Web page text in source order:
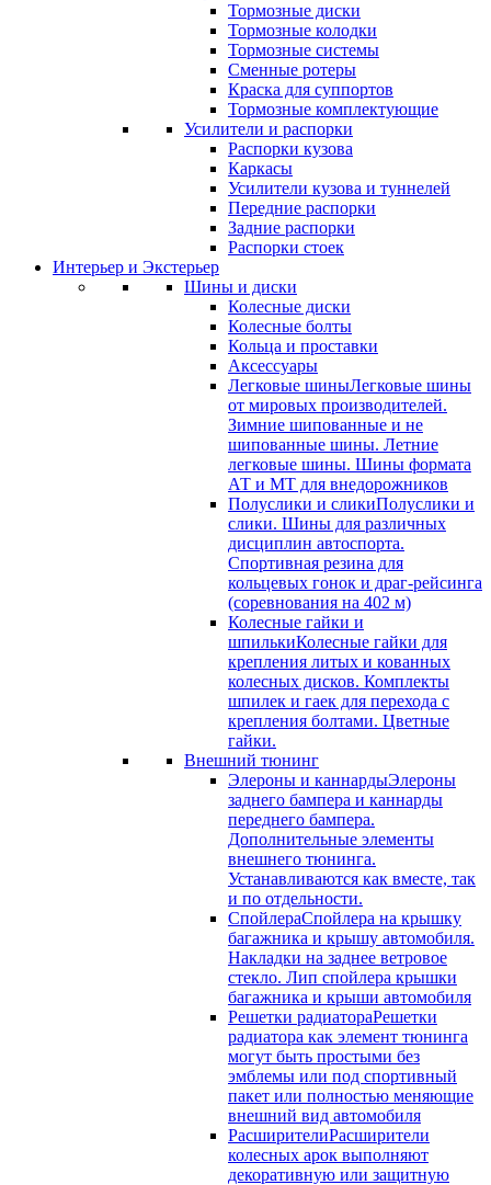
Тормозные диски
Тормозные колодки
Тормозные системы
Сменные ротеры
Краска для суппортов
Тормозные комплектующие
Усилители и распорки
Распорки кузова
Каркасы
Усилители кузова и туннелей
Передние распорки
Задние распорки
Распорки стоек
Интерьер и Экстерьер
Шины и диски
Колесные диски
Колесные болты
Кольца и проставки
Аксессуары
Легковые шиныЛегковые шины
от мировых производителей.
Зимние шипованные и не
шипованные шины. Летние
легковые шины. Шины формата
АТ и МТ для внедорожников
Полуслики и сликиПолуслики и
слики. Шины для различных
дисциплин автоспорта.
Спортивная резина для
кольцевых гонок и драг-рейсинга
(соревнования на 402 м)
Колесные гайки и
шпилькиКолесные гайки для
крепления литых и кованных
колесных дисков. Комплекты
шпилек и гаек для перехода с
крепления болтами. Цветные
гайки.
Внешний тюнинг
Элероны и каннардыЭлероны
заднего бампера и каннарды
переднего бампера.
Дополнительные элементы
внешнего тюнинга.
Устанавливаются как вместе, так
и по отдельности.
СпойлераСпойлера на крышку
багажника и крышу автомобиля.
Накладки на заднее ветровое
стекло. Лип спойлера крышки
багажника и крыши автомобиля
Решетки радиатораРешетки
радиатора как элемент тюнинга
могут быть простыми без
эмблемы или под спортивный
пакет или полностью меняющие
внешний вид автомобиля
РасширителиРасширители
колесных арок выполняют
декоративную или защитную